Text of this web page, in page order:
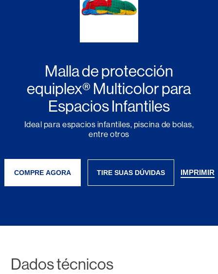
Malla de protección
equiplex® Multicolor para
Espacios Infantiles
Ideal para espacios infantiles, piscina de bolas,
entre otros
COMPRE AGORA TIRE SUAS DÚVIDAS IMPRIMIR
Dados técnicos